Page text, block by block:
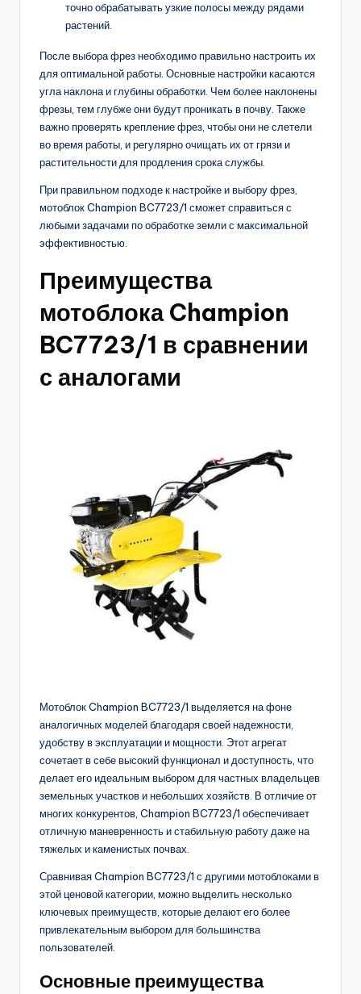
точно обрабатывать узкие полосы между рядами
растений.
После выбора фрез необходимо правильно настроить их
для оптимальной работы. Основные настройки касаются
угла наклона и глубины обработки. Чем более наклонены
фрезы, тем глубже они будут проникать в почву. Также
важно проверять крепление фрез, чтобы они не слетели
во время работы, и регулярно очищать их от грязи и
растительности для продления срока службы.
При правильном подходе к настройке и выбору фрез,
мотоблок Champion BC7723/1 сможет справиться с
любыми задачами по обработке земли с максимальной
эффективностью.
Преимущества
мотоблока Champion
BC7723/1 в сравнении
с аналогами
Мотоблок Champion BC7723/1 выделяется на фоне
аналогичных моделей благодаря своей надежности,
удобству в эксплуатации и мощности. Этот агрегат
сочетает в себе высокий функционал и доступность, что
делает его идеальным выбором для частных владельцев
земельных участков и небольших хозяйств. В отличие от
многих конкурентов, Champion BC7723/1 обеспечивает
отличную маневренность и стабильную работу даже на
тяжелых и каменистых почвах.
Сравнивая Champion BC7723/1 с другими мотоблоками в
этой ценовой категории, можно выделить несколько
ключевых преимуществ, которые делают его более
привлекательным выбором для большинства
пользователей.
Основные преимущества